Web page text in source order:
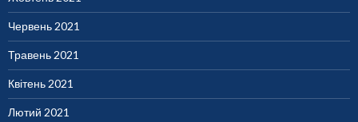
Червень 2021
Травень 2021
Квітень 2021
Лютий 2021